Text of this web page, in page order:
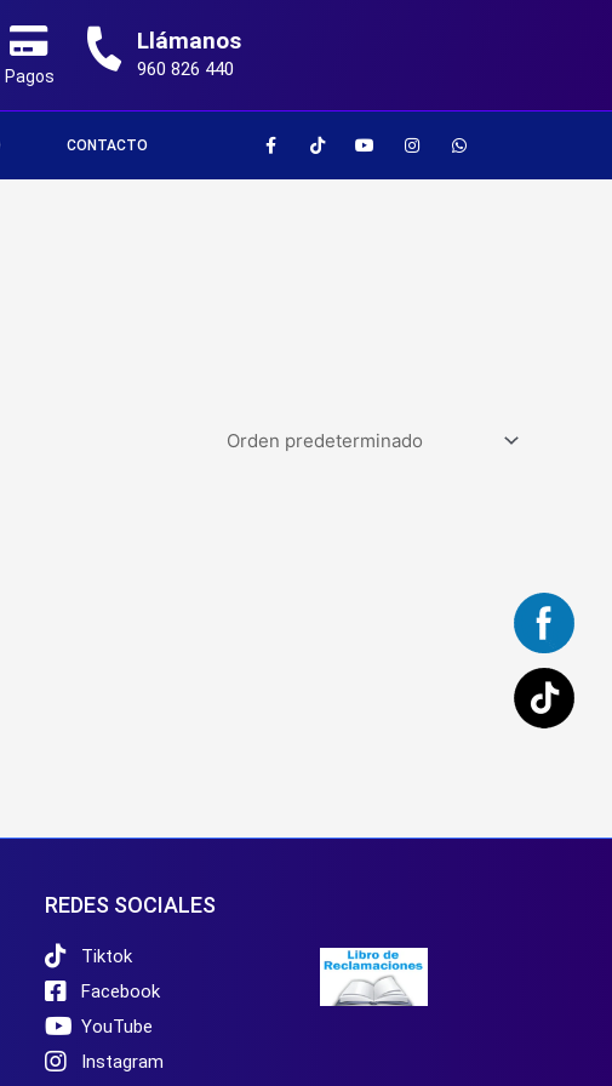
Pagos
Llámanos
960 826 440
CONTACTO
REDES SOCIALES
Tiktok
Facebook
YouTube
Instagram